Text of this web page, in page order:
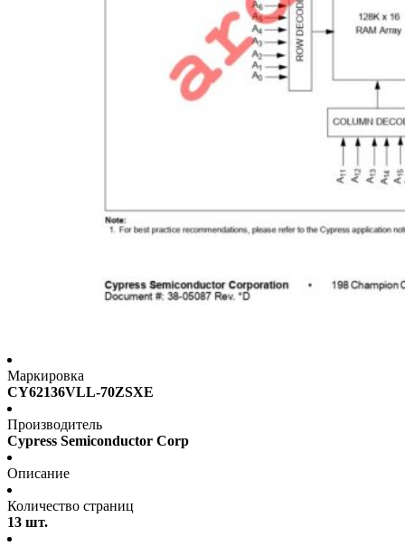
Маркировка
CY62136VLL-70ZSXE
Производитель
Cypress Semiconductor Corp
Описание
Количество страниц
13 шт.